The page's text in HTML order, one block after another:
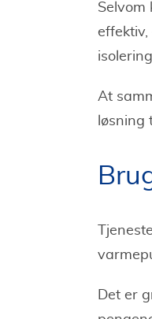
Selvom
At
løsning
Det er